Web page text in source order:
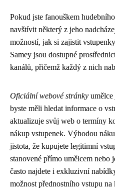
Pokud jste fanouškem
navštívit některý z jeho
možností, jak si zajistit
Samey jsou dostupné
kanálů, přičemž každý z nich
Oficiální webové stránky
byste měli hledat informace o
aktualizuje svůj web o termíny
nákup vstupenek. Výhodou
jistota, že kupujete legitimní
stanovené přímo umělcem nebo
často najdete i exkluzivní
možnost přednostního vstupu na